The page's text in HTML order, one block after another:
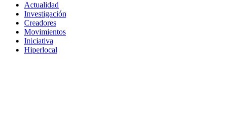
Actualidad
Investigación
Creadores
Movimientos
Iniciativa
Hiperlocal